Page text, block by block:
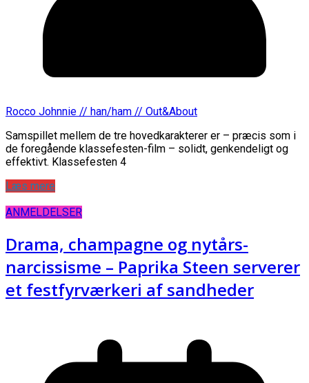
Rocco Johnnie // han/ham // Out&About
Samspillet mellem de tre hovedkarakterer er – præcis som i
de foregående klassefesten-film – solidt, genkendeligt og
effektivt. Klassefesten 4
Læs mere
ANMELDELSER
Drama, champagne og nytårs-
narcissisme – Paprika Steen serverer
et festfyrværkeri af sandheder